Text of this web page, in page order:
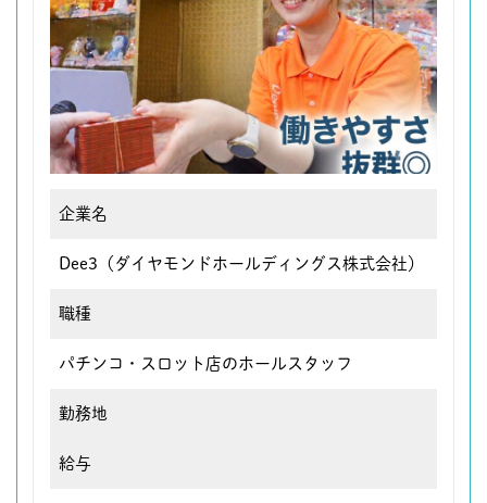
企業名
Dee3（ダイヤモンドホールディングス株式会社）
職種
パチンコ・スロット店のホールスタッフ
勤務地
給与